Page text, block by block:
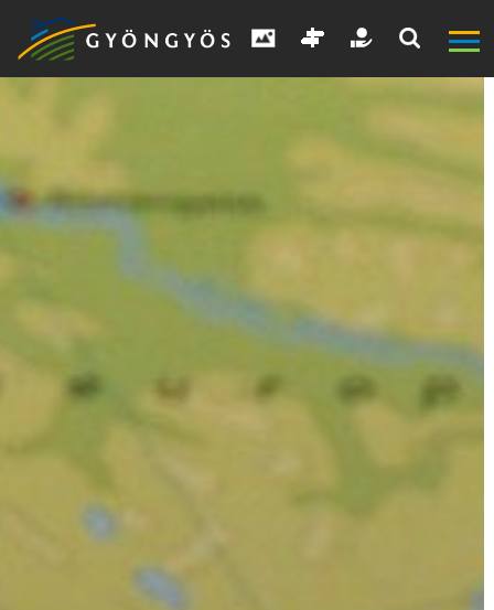
A
VÁROS